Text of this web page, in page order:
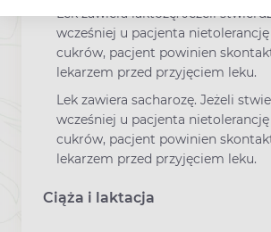
Lek zawiera laktozę. Jeżeli
wcześniej u pacjenta
cukrów, pacjent powinien
lekarzem przed przyjęciem leku.
Lek zawiera sacharozę. Jeżeli
wcześniej u pacjenta
cukrów, pacjent powinien
lekarzem przed przyjęciem leku.
Ciąża i laktacja